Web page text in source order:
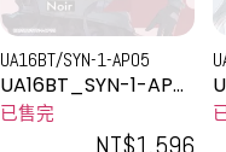
UA16BT/SYN-1-AP05
UA16BT_SYN-1-AP0
5
已售完
6